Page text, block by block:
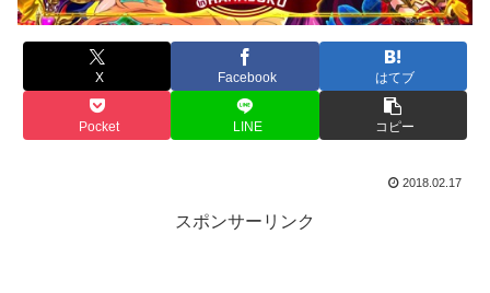
X Facebook はてブ
Pocket LINE コピー
2018.02.17
スポンサーリンク